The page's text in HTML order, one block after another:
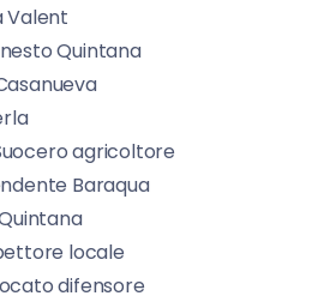
Valent
Quintana
agricoltore
Baraqua
locale
difensore